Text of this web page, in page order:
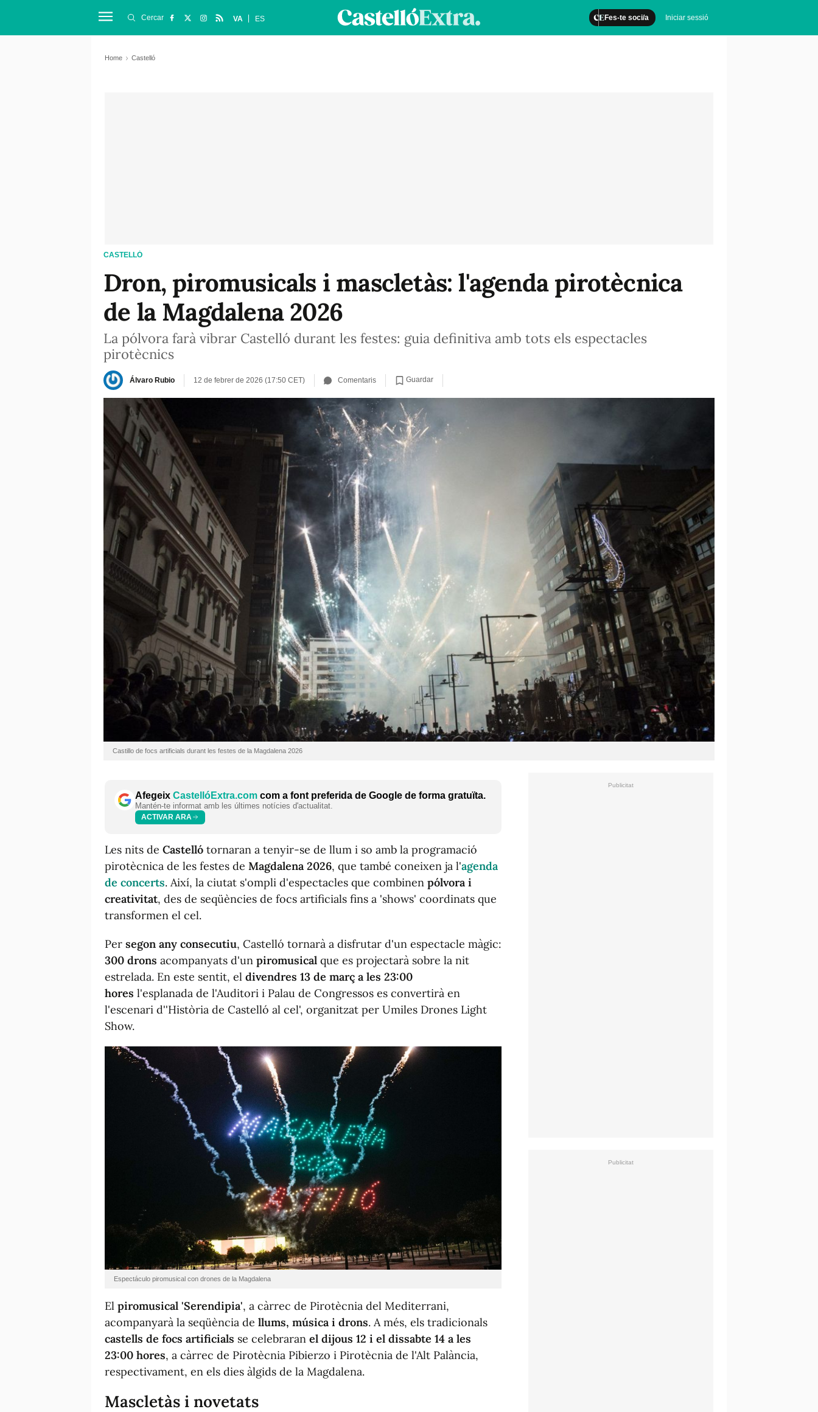
Fes-te soci/a Iniciar sessió
Cercar VA ES
Home Castelló
CASTELLÓ
Dron, piromusicals i mascletàs: l'agenda pirotècnica
de la Magdalena 2026
La pólvora farà vibrar Castelló durant les festes: guia definitiva amb tots els espectacles
pirotècnics
Álvaro Rubio 12 de febrer de 2026 (17:50 CET) Comentaris Guardar
Castillo de focs artificials durant les festes de la Magdalena 2026
Afegeix CastellóExtra.com com a font preferida de Google de forma gratuïta.
Mantén-te informat amb les últimes notícies d'actualitat.
ACTIVAR ARA
Les nits de Castelló tornaran a tenyir-se de llum i so amb la programació
pirotècnica de les festes de Magdalena 2026, que també coneixen ja l'agenda
de concerts. Així, la ciutat s'ompli d'espectacles que combinen pólvora i
creativitat, des de seqüències de focs artificials fins a 'shows' coordinats que
transformen el cel.
Per segon any consecutiu, Castelló tornarà a disfrutar d'un espectacle màgic:
300 drons acompanyats d'un piromusical que es projectarà sobre la nit
estrelada. En este sentit, el divendres 13 de març a les 23:00
hores l'esplanada de l'Auditori i Palau de Congressos es convertirà en
l'escenari d''Història de Castelló al cel', organitzat per Umiles Drones Light
Show.
Espectáculo piromusical con drones de la Magdalena
El piromusical 'Serendipia', a càrrec de Pirotècnia del Mediterrani,
acompanyarà la seqüència de llums, música i drons. A més, els tradicionals
castells de focs artificials se celebraran el dijous 12 i el dissabte 14 a les
23:00 hores, a càrrec de Pirotècnia Pibierzo i Pirotècnia de l'Alt Palància,
respectivament, en els dies àlgids de la Magdalena.
Mascletàs i novetats